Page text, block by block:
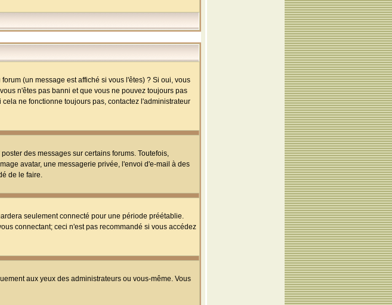
(un message est affiché si vous l'êtes) ? Si oui, vous
n'êtes pas banni et que vous ne pouvez toujours pas
ne fonctionne toujours pas, contactez l'administrateur
des messages sur certains forums. Toutefois,
avatar, une messagerie privée, l'envoi d'e-mail à des
de le faire.
seulement connecté pour une période préétablie.
connectant; ceci n'est pas recommandé si vous accédez
aux yeux des administrateurs ou vous-même. Vous